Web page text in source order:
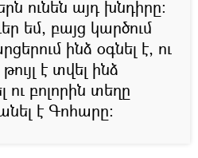
ունեն այդ խնդիրը։
եմ, բայց կարծում
ինձ օգնել է, ու
է տվել ինձ
բոլորին տեղը
է Գոհարը։